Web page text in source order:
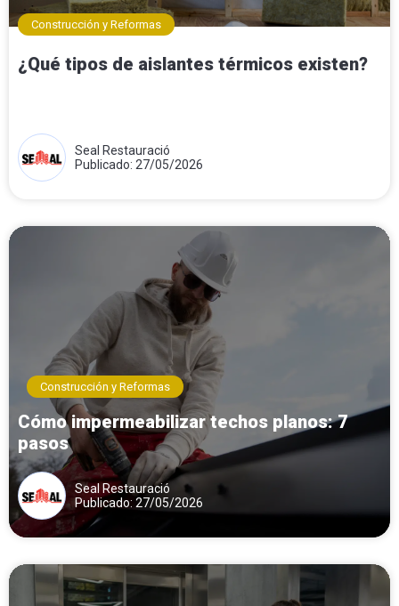
Construcción y Reformas
¿Qué tipos de aislantes térmicos existen?
Seal Restauració
Publicado: 27/05/2026
Construcción y Reformas
Cómo impermeabilizar techos planos: 7
pasos
Seal Restauració
Publicado: 27/05/2026